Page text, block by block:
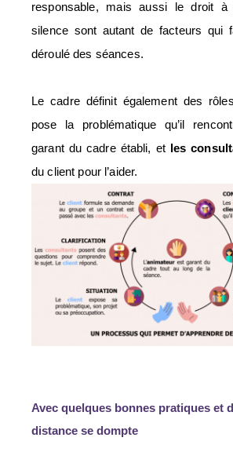
responsable, mais aussi le droit à
silence sont autant de facteurs qui
déroulé des séances.
Le cadre définit également des
pose la problématique qu’il
garant du cadre établi, et
les
du client pour l’aider.
Avec quelques bonnes pratiques et
distance se dompte